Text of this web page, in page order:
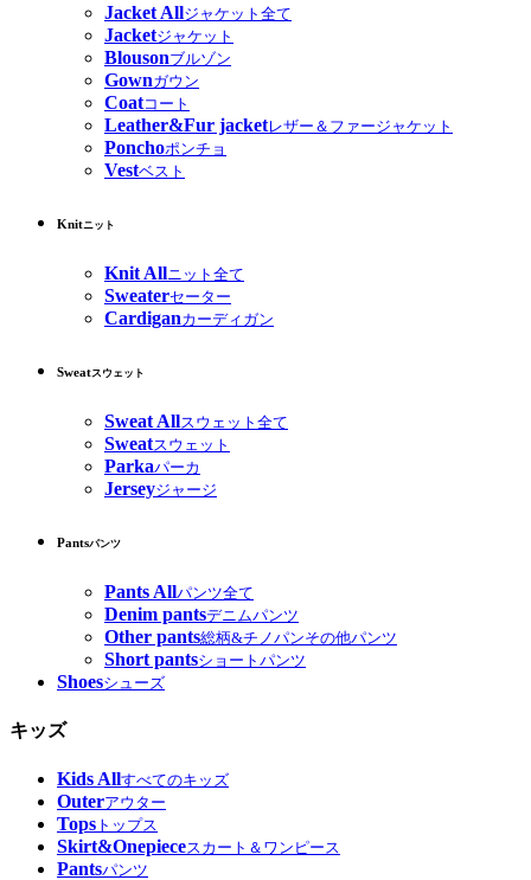
Jacket Allジャケット全て
Jacketジャケット
Blousonブルゾン
Gownガウン
Coatコート
Leather&Fur jacketレザー＆ファージャケット
Ponchoポンチョ
Vestベスト
Knitニット
Knit Allニット全て
Sweaterセーター
Cardiganカーディガン
Sweatスウェット
Sweat Allスウェット全て
Sweatスウェット
Parkaパーカ
Jerseyジャージ
Pantsパンツ
Pants Allパンツ全て
Denim pantsデニムパンツ
Other pants総柄&チノパンその他パンツ
Short pantsショートパンツ
Shoesシューズ
キッズ
Kids Allすべてのキッズ
Outerアウター
Tops トップス
Skirt&Onepieceスカート＆ワンピース
Pantsパンツ